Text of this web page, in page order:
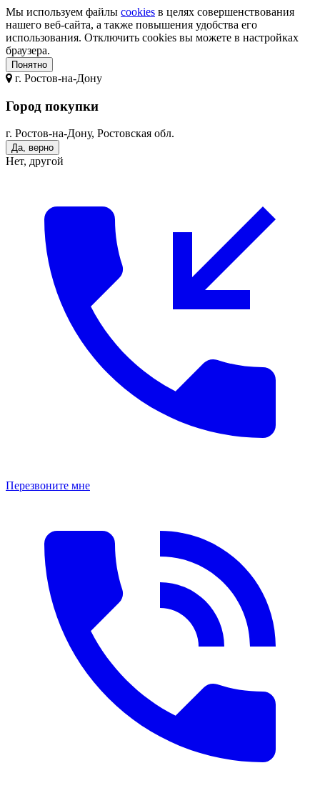
Мы используем файлы cookies в целях совершенствования
нашего веб-сайта, а также повышения удобства его
использования. Отключить cookies вы можете в настройках
браузера.
Понятно
г. Ростов-на-Дону
Город покупки
г. Ростов-на-Дону, Ростовская обл.
Да, верно
Нет, другой
Перезвоните мне